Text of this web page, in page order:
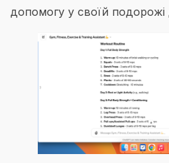
допомогу у своїй подорожі